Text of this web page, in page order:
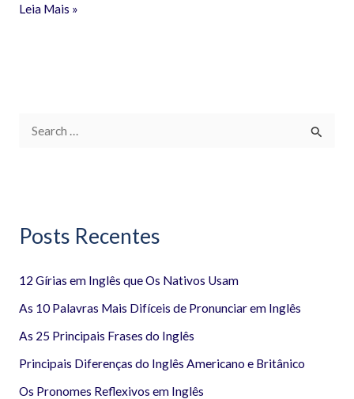
Leia Mais »
u
s
a
r
Posts Recentes
12 Gírias em Inglês que Os Nativos Usam
As 10 Palavras Mais Difíceis de Pronunciar em Inglês
As 25 Principais Frases do Inglês
Principais Diferenças do Inglês Americano e Britânico
Os Pronomes Reflexivos em Inglês